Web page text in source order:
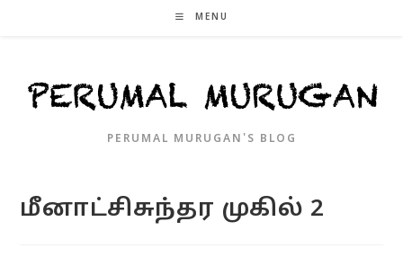
MENU
PERUMAL MURUGAN'S BLOG
மீனாட்சிசுந்தர முகில் 2